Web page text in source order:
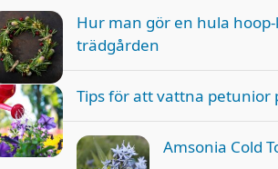
Hur man gör en hula
trädgården
Tips för att vattna
Amsonia Cold